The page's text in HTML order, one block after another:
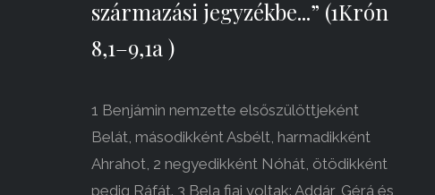
származási jegyzékbe...” (1Krón
8,1–9,1a )
1 Benjámin nemzette elsőszülöttjeként
Belát, másodikként Asbélt, harmadikként
Ahrahot, 2 negyedikként Nóhát, ötödikként
pedig Ráfát. 3 Bela fiai voltak: Addár, Gérá és